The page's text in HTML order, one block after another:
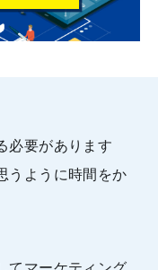
必要があります
うように時間をか